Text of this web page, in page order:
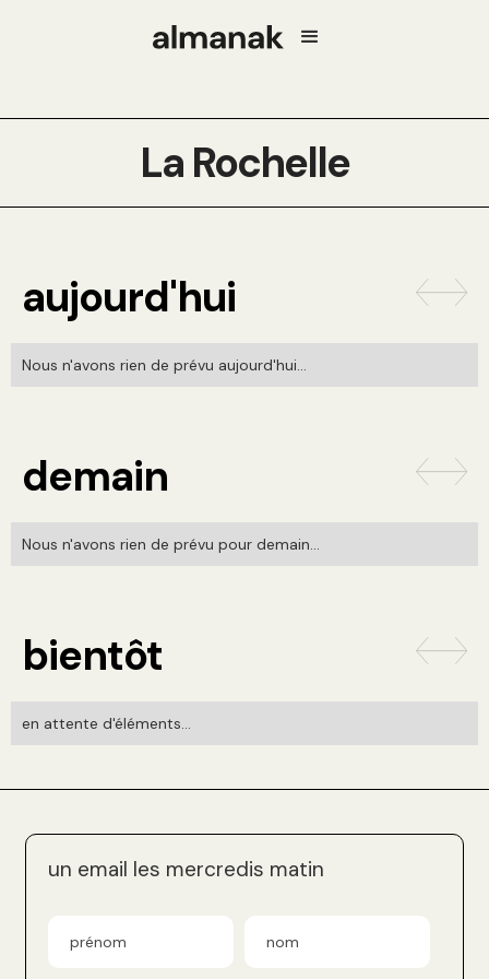
La Rochelle
aujourd'hui
Nous n'avons rien de prévu aujourd'hui...
demain
Nous n'avons rien de prévu pour demain...
bientôt
en attente d'éléments...
un email les mercredis matin